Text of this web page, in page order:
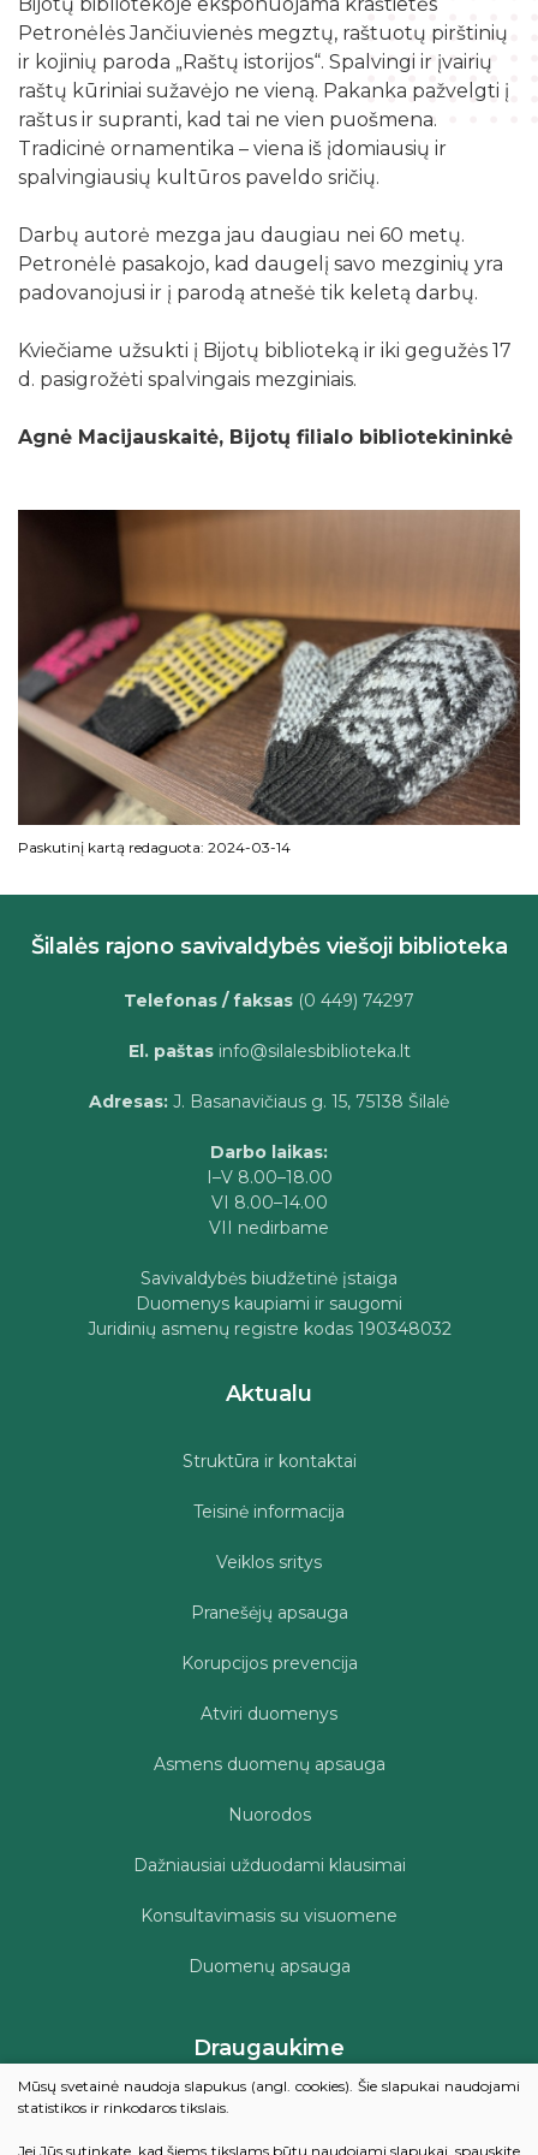
Galvosūkių kambarys
Robotikos užsiėmimai
Ekskursijos
Skaitmeninio raštingumo mokymai
Kūrybinė, inžinerinė ir programavimo įranga
Žaisloteka
Žymių datų kalendorius
Bibliografijos rodyklės
Bibliotekos išleisti leidiniai
Kraštotyrinė medžiaga apie Šilalės rajoną
Šilališkiai Baltijos kelyje
Upynos etnokultūros paveldas
Maršrutai po Šilalės kraštą
Darbo užmokestis
Viešieji pirkimai
Biudžeto suvestinė
Finansinių ataskaitų rinkiniai
Lėšos veiklai viešinti
Laisvos darbo vietos
Skyriai
Filialai
Struktūra
Šilalės rajono literatų klubas „Versmė“
Petronėlės Jančiuvienės megztų, raštuotų pirštinių
ir kojinių paroda „Raštų istorijos“. Spalvingi ir įvairių
raštų kūriniai sužavėjo ne vieną. Pakanka pažvelgti į
raštus ir supranti, kad tai ne vien puošmena.
Tradicinė ornamentika – viena iš įdomiausių ir
spalvingiausių kultūros paveldo sričių.
Darbų autorė mezga jau daugiau nei 60 metų.
Petronėlė pasakojo, kad daugelį savo mezginių yra
padovanojusi ir į parodą atnešė tik keletą darbų.
Kviečiame užsukti į Bijotų biblioteką ir iki gegužės 17
d. pasigrožėti spalvingais mezginiais.
Agnė Macijauskaitė, Bijotų filialo bibliotekininkė
Paskutinį kartą redaguota: 2024-03-14
Šilalės rajono savivaldybės viešoji biblioteka
Telefonas / faksas (0 449) 74297
El. paštasinfo@silalesbiblioteka.lt
Adresas: J. Basanavičiaus g. 15, 75138 Šilalė
Darbo laikas:
I–V 8.00–18.00
VI 8.00–14.00
VII nedirbame
Savivaldybės biudžetinė įstaiga
Duomenys kaupiami ir saugomi
Juridinių asmenų registre kodas 190348032
Aktualu
Struktūra ir kontaktai
Teisinė informacija
Veiklos sritys
Pranešėjų apsauga
Korupcijos prevencija
Atviri duomenys
Asmens duomenų apsauga
Nuorodos
Dažniausiai užduodami klausimai
Konsultavimasis su visuomene
Duomenų apsauga
Draugaukime
Mūsų svetainė naudoja slapukus (angl. cookies). Šie slapukai naudojami
statistikos ir rinkodaros tikslais.
Jei Jūs sutinkate, kad šiems tikslams būtų naudojami slapukai, spauskite